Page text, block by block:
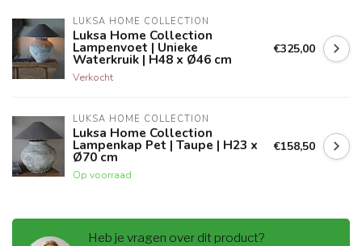
LUKSA HOME COLLECTION
Luksa Home Collection
Lampenvoet | Unieke
Waterkruik | H48 x Ø46 cm
Verkocht
€325,00
LUKSA HOME COLLECTION
Luksa Home Collection
Lampenkap Pet | Taupe | H23 x
Ø70 cm
Op voorraad
€158,50
Heb je vragen over dit product?